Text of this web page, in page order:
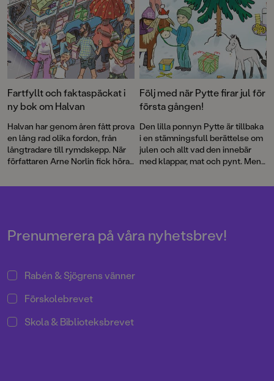
Fartfyllt och faktaspäckat i
ny bok om Halvan
Halvan har genom åren fått prova
en lång rad olika fordon, från
långtradare till rymdskepp. När
författaren Arne Norlin fick höra
används i sökandet efter barn
Följ med när Pytte firar jul för
första gången!
Den lilla ponnyn Pytte är tillbaka
i en stämningsfull berättelse om
julen och allt vad den innebär
med klappar, mat och pynt. Men
snällhet. Ingrid Flygares böcker
Prenumerera på våra nyhetsbrev!
Rabén & Sjögrens vänner
Förskolebrevet
Skola & Biblioteksbrevet